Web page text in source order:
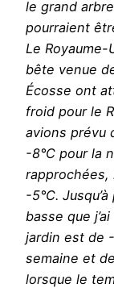
le grand
pourraient
Le
bête venue
Écosse ont
froid pour le
avions prévu
-8°C pour la
-5°C.
basse que
jardin est de
semaine et
lorsque le